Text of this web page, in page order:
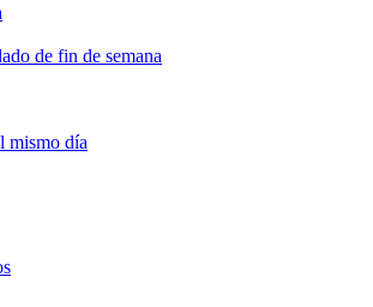
de fin de semana
mismo día